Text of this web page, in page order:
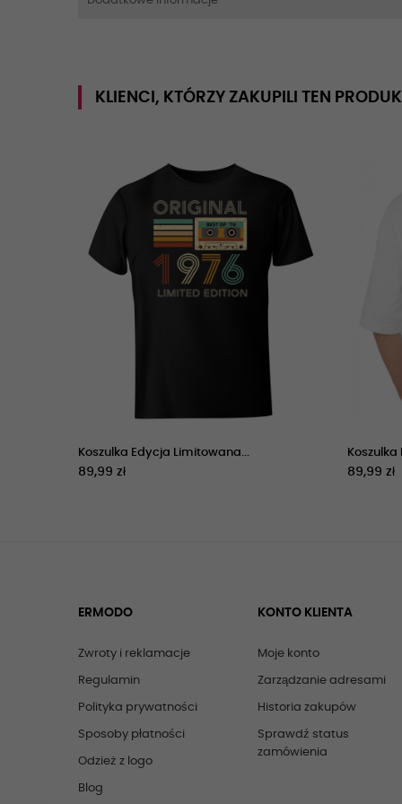
KLIENCI, KTÓRZY ZAKUPILI TEN
Koszulka Edycja Limitowana...
89,99 zł
Koszulka
89,99 zł
ERMODO
Zwroty i reklamacje
Regulamin
Polityka prywatności
Sposoby płatności
Odzież z logo
Blog
KONTO KLIENTA
Moje konto
Zarządzanie adresami
Historia zakupów
Sprawdź status
zamówienia